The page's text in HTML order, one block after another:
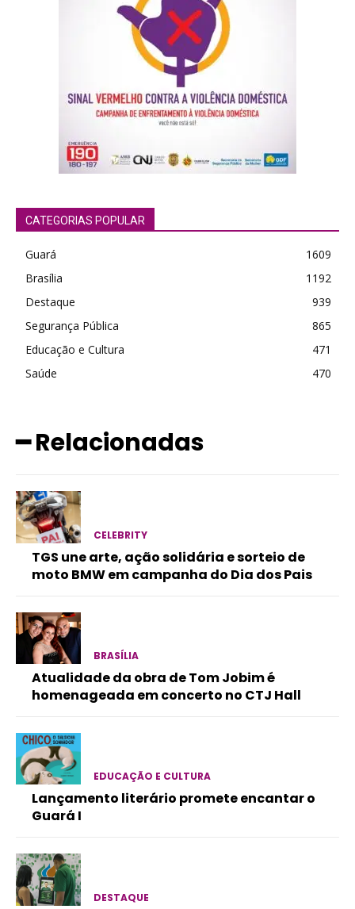
CATEGORIAS POPULAR
Guará
1609
Brasília
1192
Destaque
939
Segurança Pública
865
Educação e Cultura
471
Saúde
470
━ Relacionadas
CELEBRITY
TGS une arte, ação solidária e sorteio de
moto BMW em campanha do Dia dos Pais
BRASÍLIA
Atualidade da obra de Tom Jobim é
homenageada em concerto no CTJ Hall
EDUCAÇÃO E CULTURA
Lançamento literário promete encantar o
Guará I
DESTAQUE